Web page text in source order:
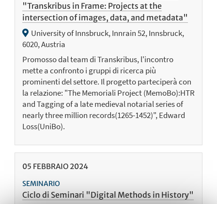
"Transkribus in Frame: Projects at the
intersection of images, data, and metadata"
University of Innsbruck, Innrain 52, Innsbruck,
6020, Austria
Promosso dal team di Transkribus, l'incontro
mette a confronto i gruppi di ricerca più
prominenti del settore. Il progetto parteciperà con
la relazione: "The Memoriali Project (MemoBo):HTR
and Tagging of a late medieval notarial series of
nearly three million records(1265-1452)", Edward
Loss(UniBo).
05 FEBBRAIO 2024
SEMINARIO
Ciclo di Seminari "Digital Methods in History"